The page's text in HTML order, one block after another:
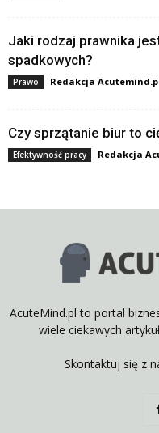
Jaki rodzaj prawnika
spadkowych?
Prawo Redakcja
Czy sprzątanie biur to
Efektywność pracy Redakcja
AcuteMind.pl to portal
wiele ciekawych
Skontaktuj się z